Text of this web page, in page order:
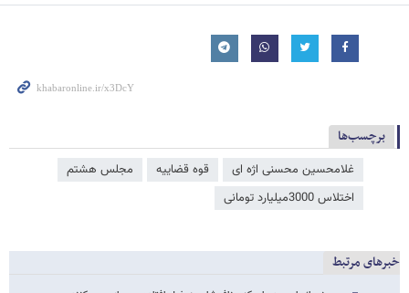
برچسب‌ها
غلامحسین محسنی اژه‌ ای قوه قضاییه
مجلس هشتم
اختلاس 3000میلیارد تومانی
خبرهای مرتبط